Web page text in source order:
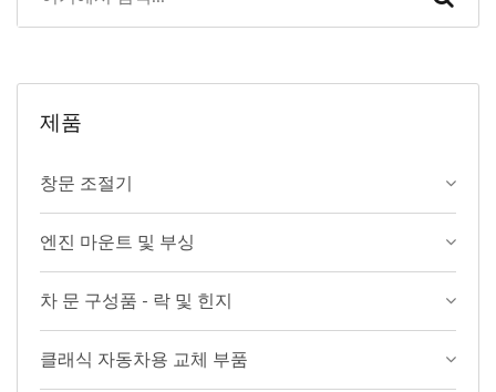
제품
창문 조절기
엔진 마운트 및 부싱
차 문 구성품 - 락 및 힌지
클래식 자동차용 교체 부품